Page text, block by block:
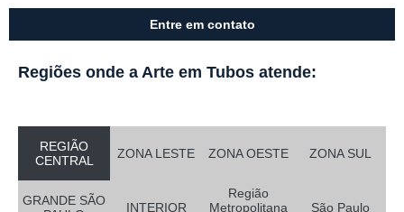
curvamento de tubo a frio Santana de Parnaíba
cotação de curvamento de tubos dobra Jacareí
orçamento de curvamento de tubos em aço Jockey Clube
orçamento de curvamento de tubos dobra Centro
Entre em contato
Regiões onde a Arte em Tubos atende:
REGIÃO
CENTRAL
ZONA LESTE ZONA OESTE ZONA SUL
GRANDE SÃO
INTERIOR
Região
Metropolitana
São Paulo